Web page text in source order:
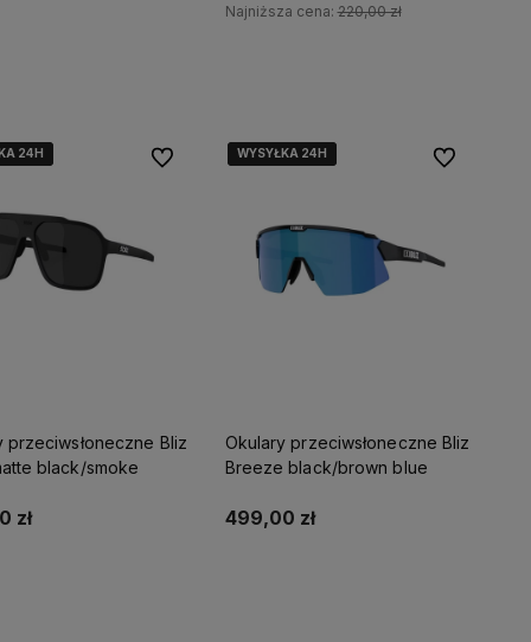
Najniższa cena:220,00 zł
24H
24H
24H
przeciwsłoneczne Bliz
black/smoke
zł
Do ulubionychWYSYŁKA 24H
WYSYŁKA 24H
WYSYŁKA 24H
Okulary przeciwsłoneczne Bliz
Breeze black/brown blue
499,00 zł
Do ulubionych